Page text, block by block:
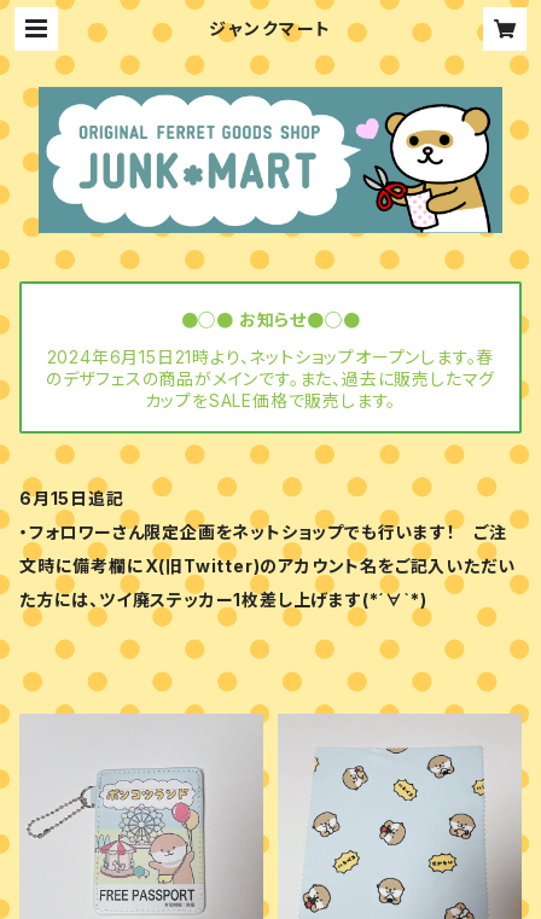
ジャンクマート
●◯● お知らせ●◯●
2024年6月15日21時より、ネットショップオープンします。春
のデザフェスの商品がメインです。また、過去に販売したマグ
カップをSALE価格で販売します。
6月15日追記
・フォロワーさん限定企画をネットショップでも行います！ ご注
文時に備考欄にX(旧Twitter)のアカウント名をご記入いただい
た方には、ツイ廃ステッカー1枚差し上げます(*´∀`*)